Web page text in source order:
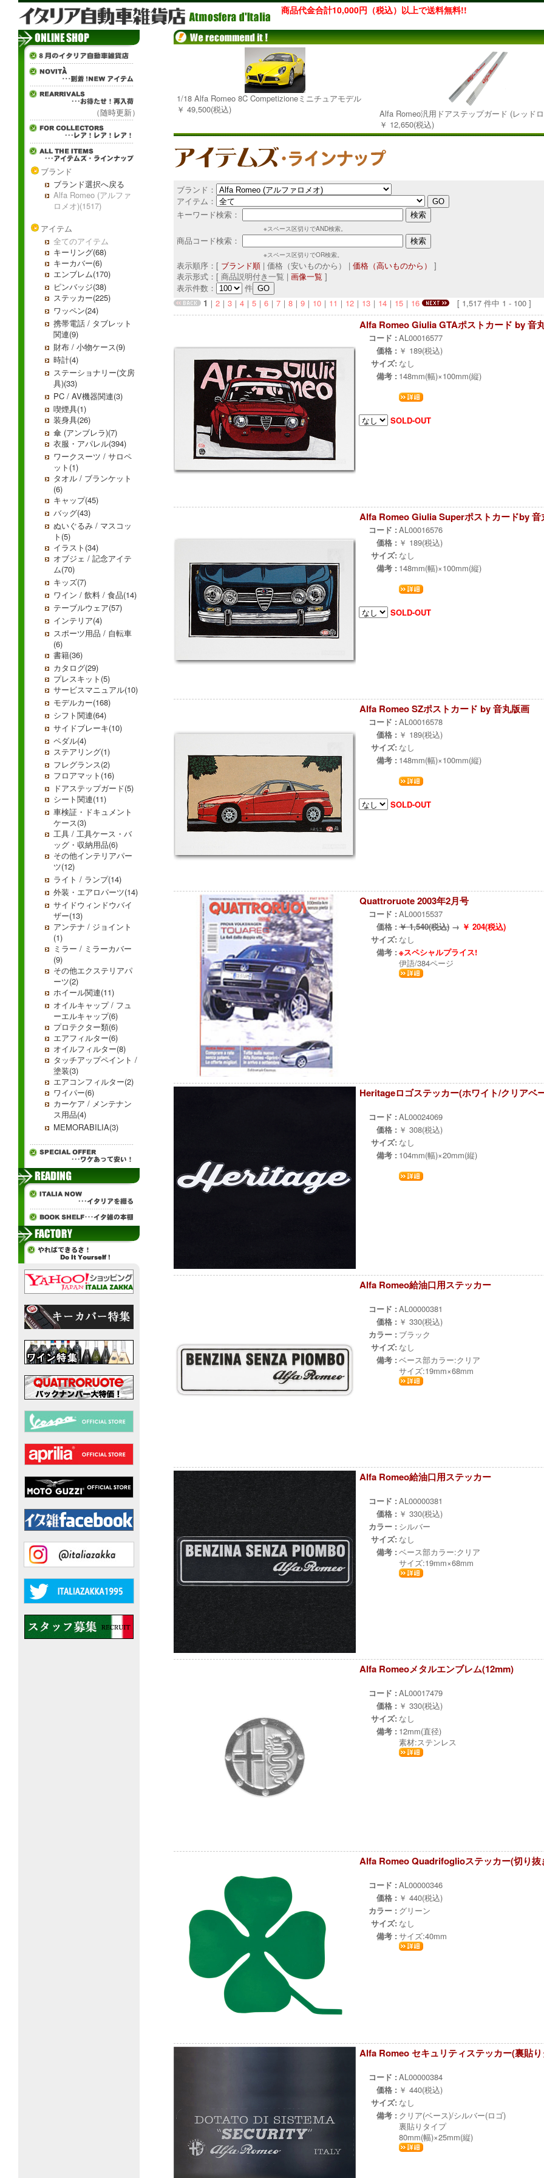
商品代金合計10,000円（税込）以上で送料無料!!
（随時更新）
ブランド
ブランド選択へ戻る
Alfa Romeo (アルファ
ロメオ)(1517)
アイテム
全てのアイテム
キーリング(68)
キーカバー(6)
エンブレム(170)
ピンバッジ(38)
ステッカー(225)
ワッペン(24)
携帯電話 / タブレット
関連(9)
財布 / 小物ケース(9)
時計(4)
ステーショナリー(文房
具)(33)
PC / AV機器関連(3)
喫煙具(1)
装身具(26)
傘 (アンブレラ)(7)
衣服・アパレル(394)
ワークスーツ / サロペ
ット(1)
タオル / ブランケット
(6)
キャップ(45)
バッグ(43)
ぬいぐるみ / マスコッ
ト(5)
イラスト(34)
オブジェ / 記念アイテ
ム(70)
キッズ(7)
ワイン / 飲料 / 食品(14)
テーブルウェア(57)
インテリア(4)
スポーツ用品 / 自転車
(6)
書籍(36)
カタログ(29)
プレスキット(5)
サービスマニュアル(10)
モデルカー(168)
シフト関連(64)
サイドブレーキ(10)
ペダル(4)
ステアリング(1)
フレグランス(2)
フロアマット(16)
ドアステップガード(5)
シート関連(11)
車検証・ドキュメント
ケース(3)
工具 / 工具ケース・バ
ッグ・収納用品(6)
その他インテリアパー
ツ(12)
ライト / ランプ(14)
外装・エアロパーツ(14)
サイドウィンドウバイ
ザー(13)
アンテナ / ジョイント
(1)
ミラー / ミラーカバー
(9)
その他エクステリアパ
ーツ(2)
ホイール関連(11)
オイルキャップ / フュ
ーエルキャップ(6)
プロテクター類(6)
エアフィルター(6)
オイルフィルター(8)
タッチアップペイント /
塗装(3)
エアコンフィルター(2)
ワイパー(6)
カーケア / メンテナン
ス用品(4)
MEMORABILIA(3)
1/18 Alfa Romeo 8C Competizioneミニチュアモデル
￥ 49,500(税込)
Alfa Romeo汎用ドアステップガード (レッド
￥ 12,650(税込)
ブランド：
アイテム：
キーワード検索：
※スペース区切りでAND検索。
商品コード検索：
※スペース区切りでOR検索。
表示順序：[ ブランド順 | 価格（安いものから） | 価格（高いものから）
]
表示形式：[ 商品説明付き一覧 | 画像一覧 ]
表示件数：
件
1 ｜ 2 ｜ 3 ｜ 4 ｜ 5 ｜ 6 ｜ 7 ｜ 8 ｜ 9 ｜ 10 ｜ 11 ｜ 12 ｜ 13 ｜ 14 ｜ 15 ｜ 16 [ 1,517 件中 1 - 100 ]
Alfa Romeo Giulia GTAポストカード by 音
コード : AL00016577
価格 : ￥ 189(税込)
サイズ: なし
備考 : 148mm(幅)×100mm(縦)
SOLD-OUT
Alfa Romeo Giulia Superポストカードby 音
コード : AL00016576
価格 : ￥ 189(税込)
サイズ: なし
備考 : 148mm(幅)×100mm(縦)
SOLD-OUT
Alfa Romeo SZポストカード by 音丸版画
コード : AL00016578
価格 : ￥ 189(税込)
サイズ: なし
備考 : 148mm(幅)×100mm(縦)
SOLD-OUT
Quattroruote 2003年2月号
コード : AL00015537
価格 : ￥ 1,540(税込) → ￥ 204(税込)
サイズ: なし
備考 : ※スペシャルプライス!
伊語/384ページ
Heritageロゴステッカー(ホワイト/クリアベ
コード : AL00024069
価格 : ￥ 308(税込)
サイズ: なし
備考 : 104mm(幅)×20mm(縦)
Alfa Romeo給油口用ステッカー
コード : AL00000381
価格 : ￥ 330(税込)
カラー : ブラック
サイズ: なし
備考 : ベース部カラー:クリア
サイズ:19mm×68mm
Alfa Romeo給油口用ステッカー
コード : AL00000381
価格 : ￥ 330(税込)
カラー : シルバー
サイズ: なし
備考 : ベース部カラー:クリア
サイズ:19mm×68mm
Alfa Romeoメタルエンブレム(12mm)
コード : AL00017479
価格 : ￥ 330(税込)
サイズ: なし
備考 : 12mm(直径)
素材:ステンレス
Alfa Romeo Quadrifoglioステッカー(切り抜
コード : AL00000346
価格 : ￥ 440(税込)
カラー : グリーン
サイズ: なし
備考 : サイズ:40mm
Alfa Romeo セキュリティステッカー(裏貼
コード : AL00000384
価格 : ￥ 440(税込)
サイズ: なし
備考 : クリア(ベース)/シルバー(ロゴ)
裏貼りタイプ
80mm(幅)×25mm(縦)